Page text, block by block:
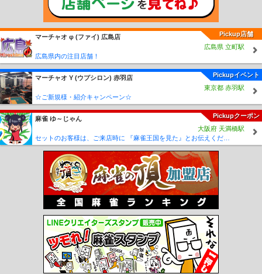
賑橋駅 市民病院前駅 大浦海岸通り駅 大浦天主堂下駅 石橋駅
Pickup店舗
マーチャオ φ (ファイ) 広島店
広島県 立町駅
広島県内の注目店舗！
Pickupイベント
マーチャオ Υ (ウプシロン) 赤羽店
東京都 赤羽駅
☆ご新規様・紹介キャンペーン☆
Pickupクーポン
麻雀 ゆ～じゃん
大阪府 天満橋駅